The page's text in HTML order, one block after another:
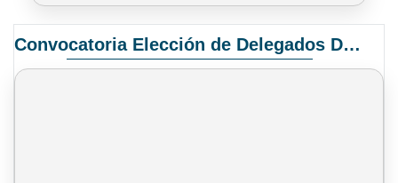
Convocatoria Elección de Delegados Docentes para el XIV Congreso Nacional de Universidades